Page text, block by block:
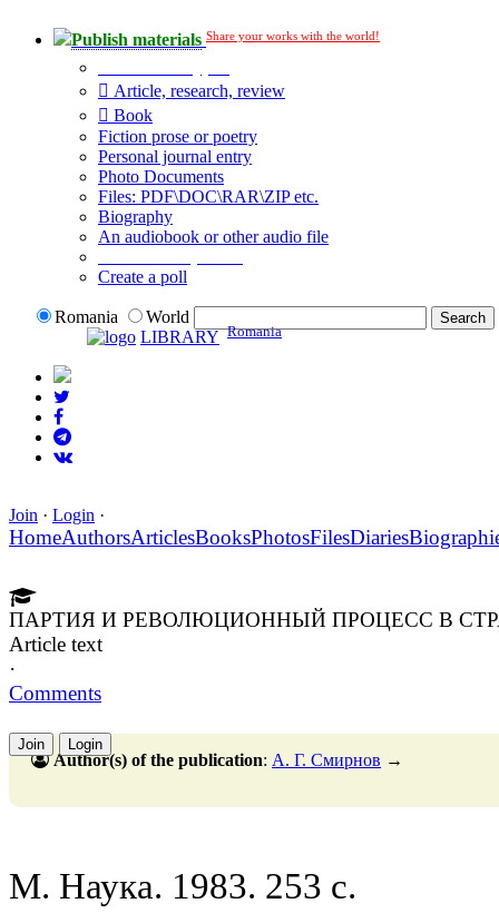
Publish materials Share your works with the world!
Article, research, review
Book
Fiction prose or poetry
Personal journal entry
Photo Documents
Files: PDF\DOC\RAR\ZIP etc.
Biography
An audiobook or other audio file
Create a poll
Romania
World
LIBRARY Romania
Join · Login ·
HomeAuthorsArticlesBooksPhotosFilesDiaries
ПАРТИЯ И РЕВОЛЮЦИОННЫЙ ПРОЦЕСС В
Article text
·
Comments
Join Login
Author(s) of the publication: А. Г. Смирнов →
М. Наука. 1983. 253 с.